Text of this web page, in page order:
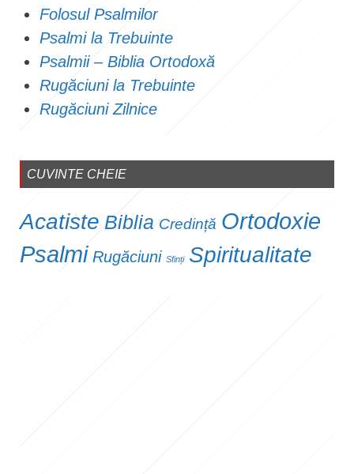
Folosul Psalmilor
Psalmi la Trebuinte
Psalmii – Biblia Ortodoxă
Rugăciuni la Trebuinte
Rugăciuni Zilnice
CUVINTE CHEIE
Acatiste Biblia Credință Ortodoxie
Psalmi Rugăciuni Sfinți Spiritualitate